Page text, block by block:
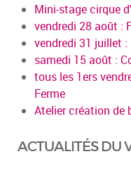
Mini-stage cirque
vendredi 28 août :
vendredi 31 juillet
samedi 15 août :
tous les 1ers
Ferme
Atelier création de
ACTUALITÉS DU